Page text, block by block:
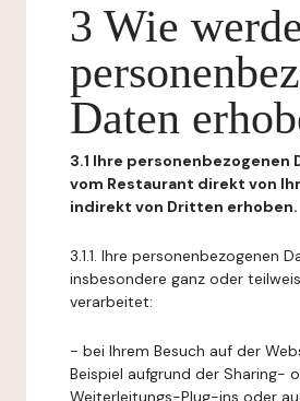
3 Wie
Daten
3.1 Ihre personenbezogenen
vom Restaurant direkt von
indirekt von Dritten erhoben.
3.1.1. Ihre personenbezogenen
insbesondere ganz oder
verarbeitet:
- bei Ihrem Besuch auf der
Beispiel aufgrund der Sharing-
Weiterleitungs-Plug-ins oder